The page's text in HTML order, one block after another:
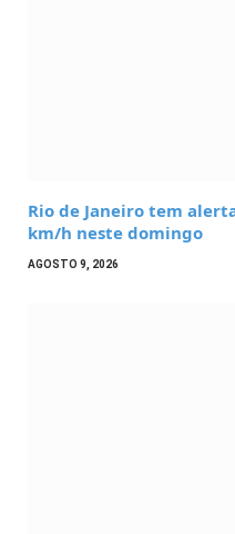
Rio de Janeiro tem
km/h neste domingo
AGOSTO 9, 2026